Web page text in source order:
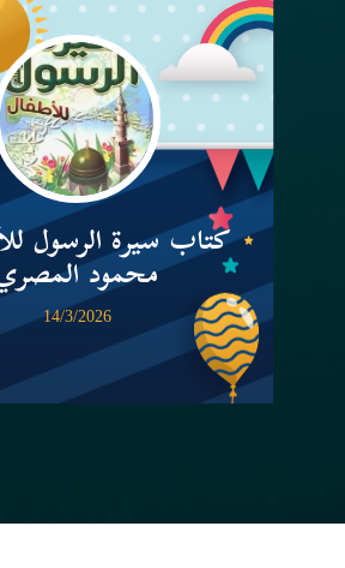
كتاب سيرة الرسول
محمود
14/3/2026